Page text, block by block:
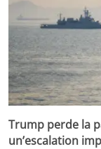
Trump perde la
un’escalation